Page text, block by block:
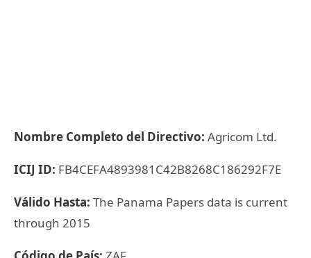
Nombre Completo del Directivo: Agricom Ltd.
ICIJ ID: FB4CEFA4893981C42B8268C186292F7E
Válido Hasta: The Panama Papers data is current
through 2015